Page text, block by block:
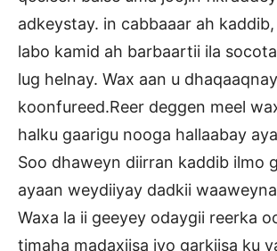
adkeystay. in cabbaaar ah
labo kamid ah barbaartii ila
lug helnay. Wax aan u
koonfureed.Reer deggen meel
halku gaarigu nooga hallaabay
Soo dhaweyn diirran kaddib ilmo
ayaan weydiiyay dadkii
Waxa la ii geeyey odaygii reerka
timaha madaxiisa iyo garkiisa ku